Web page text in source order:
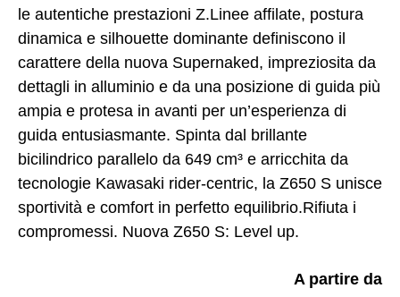
le autentiche prestazioni Z.Linee affilate, postura
dinamica e silhouette dominante definiscono il
carattere della nuova Supernaked, impreziosita da
dettagli in alluminio e da una posizione di guida più
ampia e protesa in avanti per un’esperienza di
guida entusiasmante. Spinta dal brillante
bicilindrico parallelo da 649 cm³ e arricchita da
tecnologie Kawasaki rider-centric, la Z650 S unisce
sportività e comfort in perfetto equilibrio.Rifiuta i
compromessi. Nuova Z650 S: Level up.
A partire da